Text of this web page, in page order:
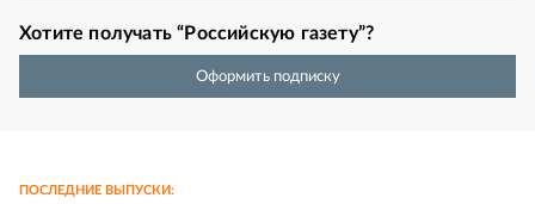
Хотите получать “Российскую газету”?
Оформить подписку
ПОСЛЕДНИЕ ВЫПУСКИ: